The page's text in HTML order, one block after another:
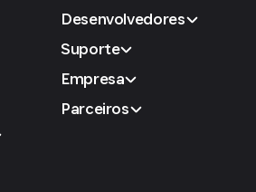
Desenvolvedores
Suporte
Empresa
Parceiros